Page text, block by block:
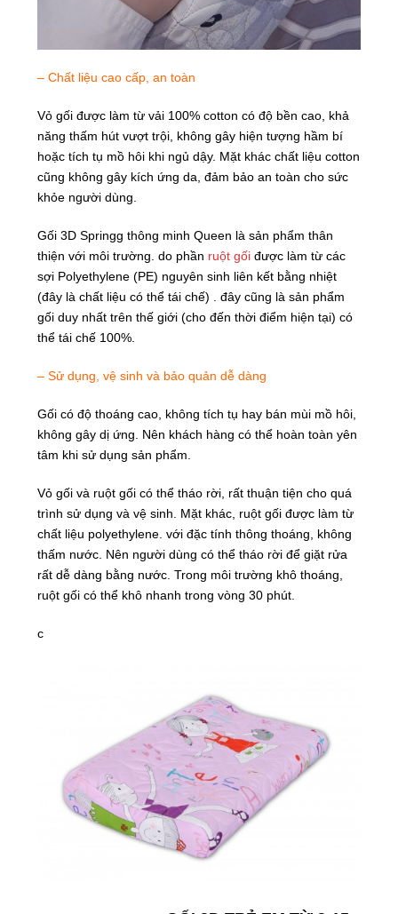
– Chất liệu cao cấp, an toàn
Vỏ gối được làm từ vải 100% cotton có độ bền cao, khả
năng thấm hút vượt trội, không gây hiện tượng hầm bí
hoặc tích tụ mồ hôi khi ngủ dậy. Mặt khác chất liệu cotton
cũng không gây kích ứng da, đảm bảo an toàn cho sức
khỏe người dùng.
Gối 3D Springg thông minh Queen là sản phẩm thân
thiện với môi trường. do phần ruột gối được làm từ các
sợi Polyethylene (PE) nguyên sinh liên kết bằng nhiệt
(đây là chất liệu có thể tái chế) . đây cũng là sản phẩm
gối duy nhất trên thế giới (cho đến thời điểm hiện tại) có
thể tái chế 100%.
– Sử dụng, vệ sinh và bảo quản dễ dàng
Gối có độ thoáng cao, không tích tụ hay bán mùi mồ hôi,
không gây dị ứng. Nên khách hàng có thể hoàn toàn yên
tâm khi sử dụng sản phẩm.
Vỏ gối và ruột gối có thể tháo rời, rất thuận tiện cho quá
trình sử dụng và vệ sinh. Mặt khác, ruột gối được làm từ
chất liệu polyethylene. với đặc tính thông thoáng, không
thấm nước. Nên người dùng có thể tháo rời để giặt rửa
rất dễ dàng bằng nước. Trong môi trường khô thoáng,
ruột gối có thể khô nhanh trong vòng 30 phút.
c